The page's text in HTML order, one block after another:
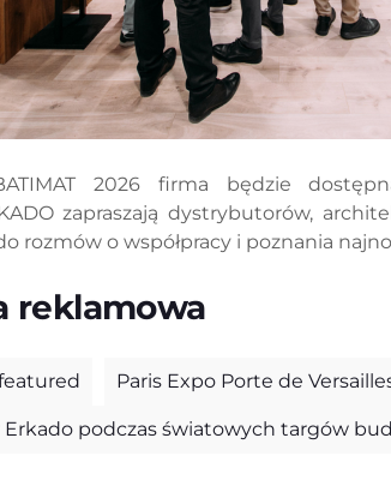
2026 firma będzie
zapraszają dystrybutorów,
rozmów o współpracy i poznania
reklamowa
Paris Expo Porte de
podczas światowych targów